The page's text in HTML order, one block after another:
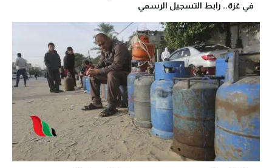
في غزة.. رابط التسجيل الرسمي